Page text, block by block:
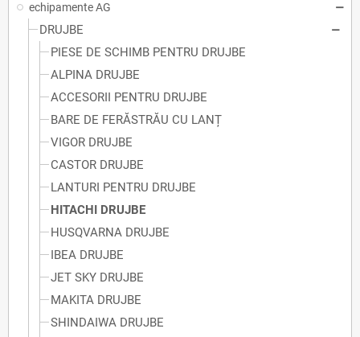
echipamente AG
DRUJBE
PIESE DE SCHIMB PENTRU DRUJBE
ALPINA DRUJBE
ACCESORII PENTRU DRUJBE
BARE DE FERĂSTRĂU CU LANȚ
VIGOR DRUJBE
CASTOR DRUJBE
LANTURI PENTRU DRUJBE
HITACHI DRUJBE
HUSQVARNA DRUJBE
IBEA DRUJBE
JET SKY DRUJBE
MAKITA DRUJBE
SHINDAIWA DRUJBE